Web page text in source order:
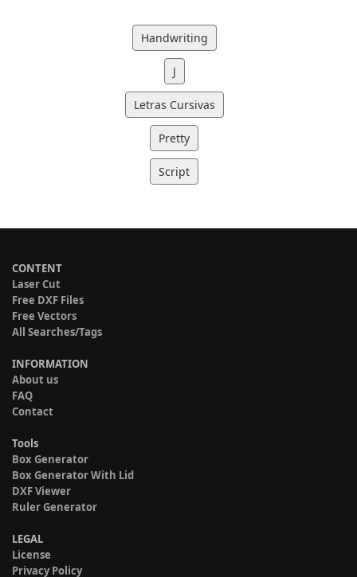
Handwriting
J
Letras Cursivas
Pretty
Script
CONTENT
Laser Cut
Free DXF Files
Free Vectors
All Searches/Tags
INFORMATION
About us
FAQ
Contact
Tools
Box Generator
Box Generator With Lid
DXF Viewer
Ruler Generator
LEGAL
License
Privacy Policy